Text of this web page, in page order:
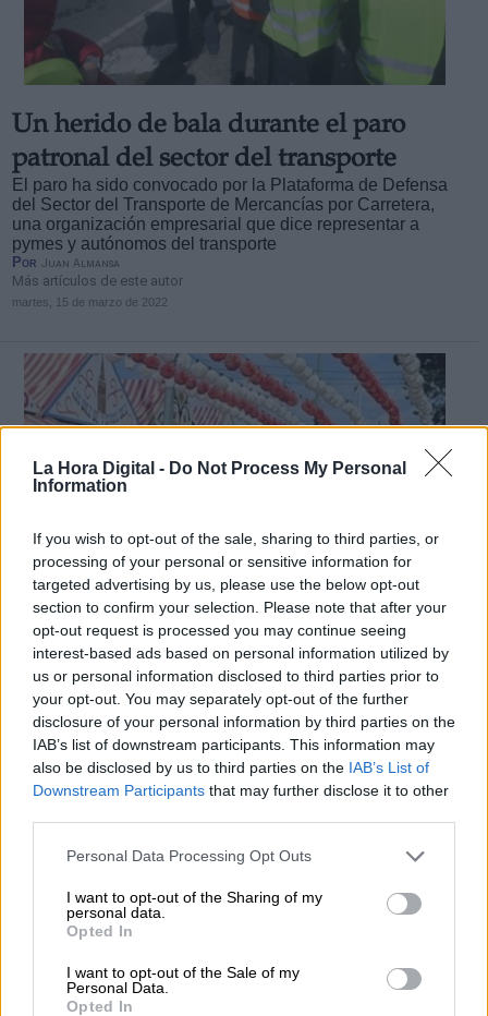
La Hora Digital - Do Not Process My Personal
Information
If you wish to opt-out of the sale, sharing to third parties, or
processing of your personal or sensitive information for
targeted advertising by us, please use the below opt-out
section to confirm your selection. Please note that after your
opt-out request is processed you may continue seeing
interest-based ads based on personal information utilized by
us or personal information disclosed to third parties prior to
your opt-out. You may separately opt-out of the further
disclosure of your personal information by third parties on the
IAB’s list of downstream participants. This information may
also be disclosed by us to third parties on the IAB’s List of
Downstream Participants that may further disclose it to other
Personal Data Processing Opt Outs
I want to opt-out of the Sharing of my
personal data.
Opted In
I want to opt-out of the Sale of my
Personal Data.
Opted In
Un herido de bala durante el paro
patronal del sector del transporte
El paro ha sido convocado por la Plataforma de Defensa
del Sector del Transporte de Mercancías por Carretera,
una organización empresarial que dice representar a
pymes y autónomos del transporte
Por Juan Almansa
Más artículos de este autor
martes, 15 de marzo de 2022
La patronal de los caseteros de feria
desconvoca el paro de la Feria de
Sevilla
La decisión se anuncia después de una reunión con el
subdelegado del Gobierno en Sevilla
PorJuan Almansa
OPINIONES DIVERSAS
Derechos:
link
Información adicional
link